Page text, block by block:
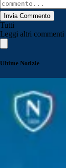
Invia Commento
Tutti
Leggi altri commenti
Ultime Notizie